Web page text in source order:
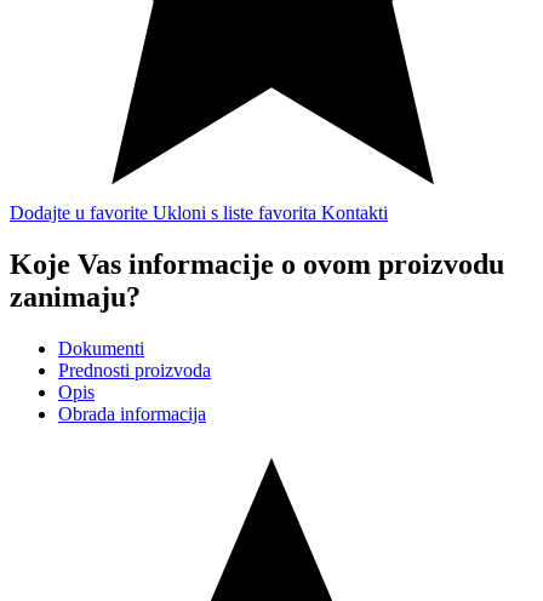
Dodajte u favorite Ukloni s liste favorita Kontakti
Koje Vas informacije o ovom proizvodu
zanimaju?
Dokumenti
Prednosti proizvoda
Opis
Obrada informacija